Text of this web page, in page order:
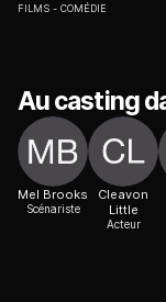
FILMS COMÉDIE
Au casting
Mel Brooks
Scénariste
Cleavon
Little
Acteur